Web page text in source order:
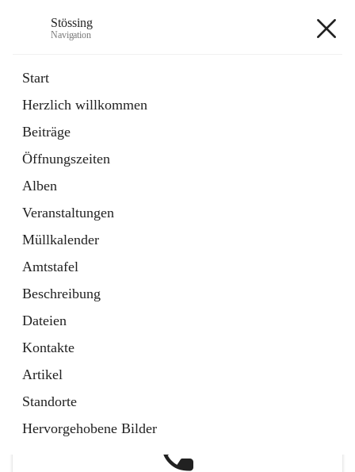
Stössing
Navigation
Start
Herzlich willkommen
Beiträge
Öffnungszeiten
Alben
Veranstaltungen
Müllkalender
Amtstafel
Beschreibung
Dateien
Kontakte
Artikel
Standorte
Hervorgehobene Bilder
Datei
in
Tab
Kindergarten
öffnet
in
neuem
Tab